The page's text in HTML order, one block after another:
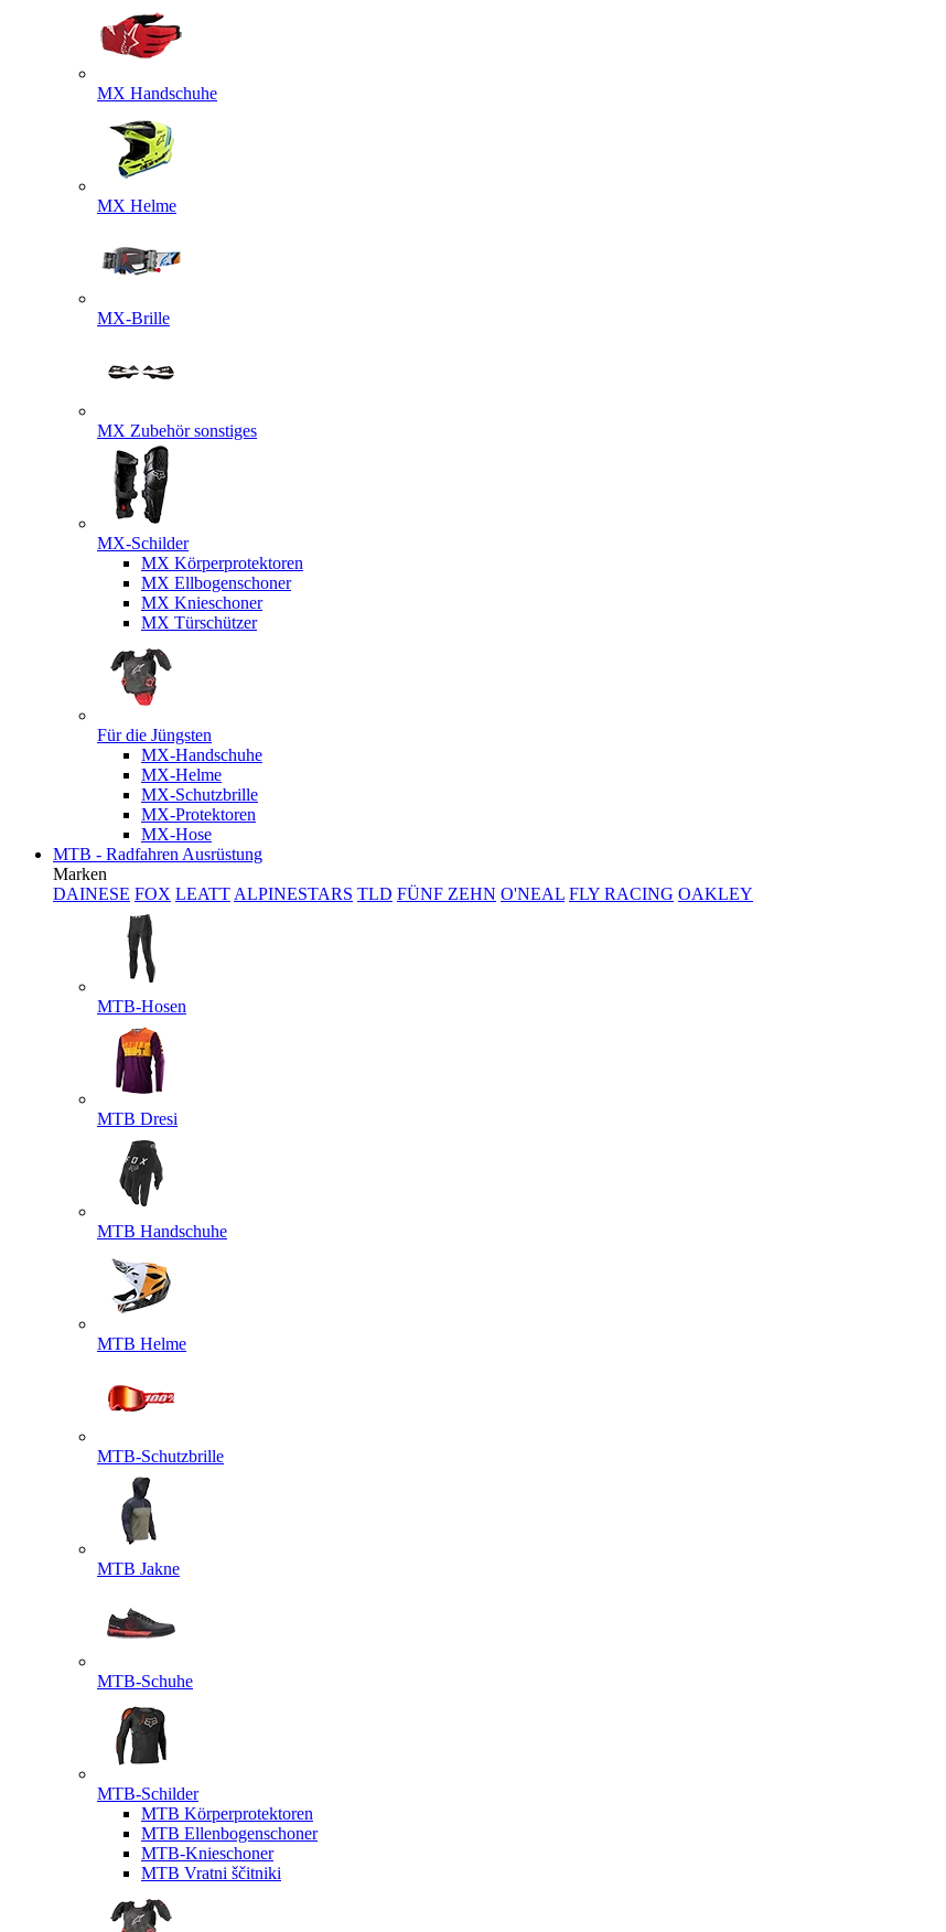
MX Handschuhe
MX Helme
MX-Brille
MX Zubehör sonstiges
MX-Schilder
MX Körperprotektoren
MX Ellbogenschoner
MX Knieschoner
MX Türschützer
Für die Jüngsten
MX-Handschuhe
MX-Helme
MX-Schutzbrille
MX-Protektoren
MX-Hose
MTB - Radfahren Ausrüstung
Marken
DAINESE FOX LEATT ALPINESTARS TLD FÜNF ZEHN O'NEAL FLY RACING OAKLEY
MTB-Hosen
MTB Dresi
MTB Handschuhe
MTB Helme
MTB-Schutzbrille
MTB Jakne
MTB-Schuhe
MTB-Schilder
MTB Körperprotektoren
MTB Ellenbogenschoner
MTB-Knieschoner
MTB Vratni ščitniki